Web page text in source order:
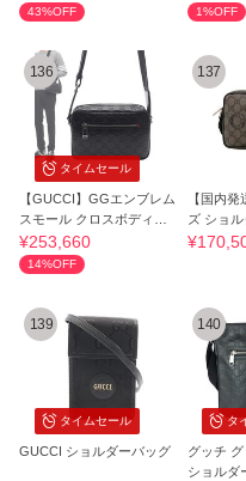
43%OFF 1%OFF
タイムセール
136
【GUCCI】GGエンブレム
スモール クロスボディバ
ッグ
¥253,660
14%OFF
137
【国内
ズ ショ
タイムセール
139
GUCCI ショルダーバッグ
タ
140
グッチ
ショルダ